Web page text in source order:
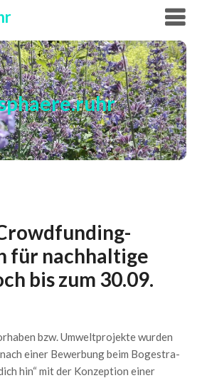
für nachhaltige
bis zum 30.09.
bzw. Umweltprojekte wurden
einer Bewerbung beim Bogestra-
hin“ mit der Konzeption einer